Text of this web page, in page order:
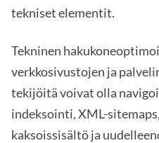
tekniset elementit.
Tekninen
verkkosivustojen ja
tekijöitä voivat olla
indeksointi, XML-
kaksoissisältö ja